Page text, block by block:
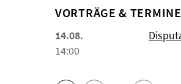
VORTRÄGE &
14.08.
14:00